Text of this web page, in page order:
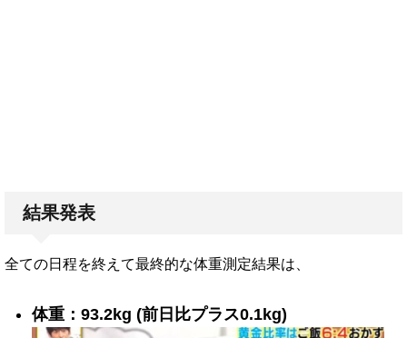
結果発表
全ての日程を終えて最終的な体重測定結果は、
体重：93.2kg (前日比プラス0.1kg)